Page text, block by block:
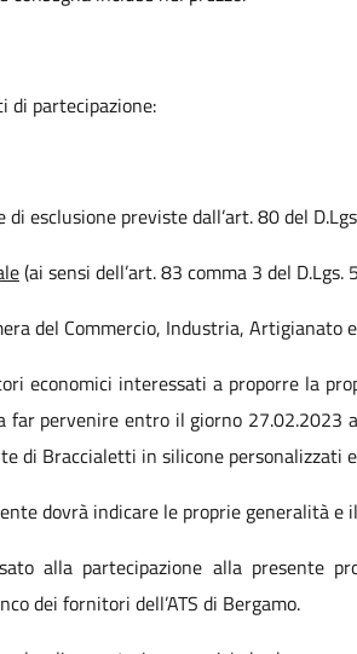
di partecipazione:
di esclusione previste dall’art. 80 del
(ai sensi dell’art. 83 comma 3 del
del Commercio, Industria,
economici interessati a proporre la
far pervenire entro il giorno 27.02.2023
di Braccialetti in silicone personalizzati
dovrà indicare le proprie generalità
alla partecipazione alla presente
dei fornitori dell’ATS di Bergamo.